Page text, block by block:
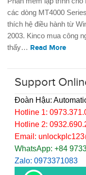
các dòng MT4000
thích hệ điều hành từ
2003. Kinco mua công
thấy… Read More
Support
Đoàn Hậu:
Hotline 1:
Hotline 2:
Email:
WhatsApp: +84
Zalo: 0973371083